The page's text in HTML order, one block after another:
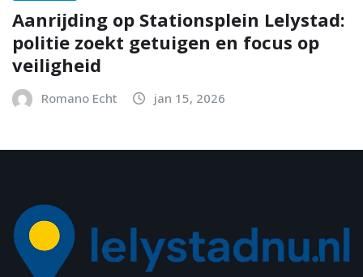
Aanrijding op Stationsplein Lelystad:
politie zoekt getuigen en focus op
veiligheid
Romano Echt jan 15, 2026